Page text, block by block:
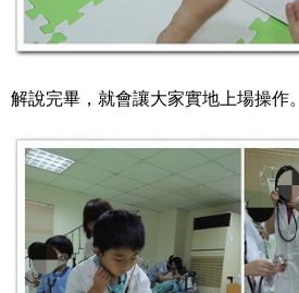
解說完畢，就會讓大家實地上場操作。